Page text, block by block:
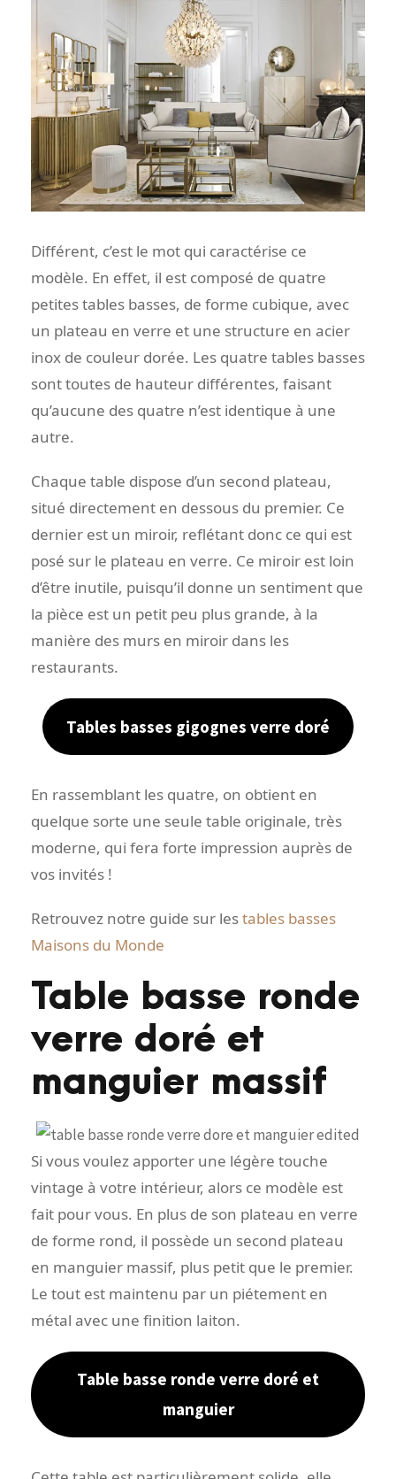
Différent, c’est le mot qui caractérise ce
modèle. En effet, il est composé de quatre
petites tables basses, de forme cubique, avec
un plateau en verre et une structure en acier
inox de couleur dorée. Les quatre tables basses
sont toutes de hauteur différentes, faisant
qu’aucune des quatre n’est identique à une
autre.
Chaque table dispose d’un second plateau,
situé directement en dessous du premier. Ce
dernier est un miroir, reflétant donc ce qui est
posé sur le plateau en verre. Ce miroir est loin
d’être inutile, puisqu’il donne un sentiment que
la pièce est un petit peu plus grande, à la
manière des murs en miroir dans les
restaurants.
Tables basses gigognes verre doré
En rassemblant les quatre, on obtient en
quelque sorte une seule table originale, très
moderne, qui fera forte impression auprès de
vos invités !
Retrouvez notre guide sur lestables basses
Maisons du Monde
Table basse ronde
verre doré et
manguier massif
Si vous voulez apporter une légère touche
vintage à votre intérieur, alors ce modèle est
fait pour vous. En plus de son plateau en verre
de forme rond, il possède un second plateau
en manguier massif, plus petit que le premier.
Le tout est maintenu par un piétement en
métal avec une finition laiton.
Table basse ronde verre doré et
manguier